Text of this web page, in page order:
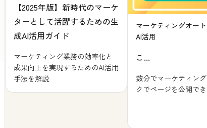
【2025年版】新時代のマーケ
ターとして活躍するための生
成AI活用ガイド
マーケティング業務の効率化と
成果向上を実現するためのAI活用
手法を解説
マーケティングオー
AI活用
こ...
数分でマーケティン
クでページを公開で